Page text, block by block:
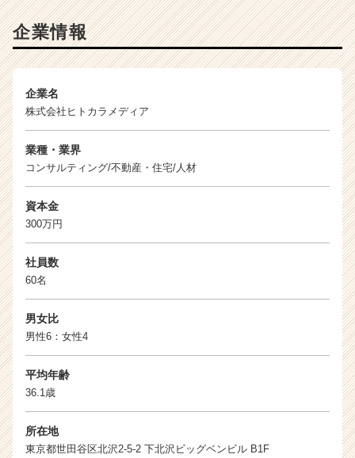
ス
カ
が
届
就
ャ
r
a
企業情報
企業名
株式会社ヒトカラメディア
業種・業界
コンサルティング/不動産・住宅/人材
資本金
300万円
社員数
60名
男女比
男性6：女性4
平均年齢
36.1歳
所在地
東京都世田谷区北沢2-5-2 下北沢ビッグベンビル B1F